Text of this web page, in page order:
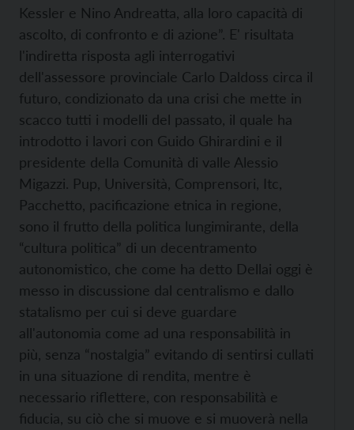
Kessler e Nino Andreatta, alla loro capacità di
ascolto, di confronto e di azione”. E' risultata
l'indiretta risposta agli interrogativi
dell'assessore provinciale Carlo Daldoss circa il
futuro, condizionato da una crisi che mette in
scacco tutti i modelli del passato, il quale ha
introdotto i lavori con Guido Ghirardini e il
presidente della Comunità di valle Alessio
Migazzi. Pup, Università, Comprensori, Itc,
Pacchetto, pacificazione etnica in regione,
sono il frutto della politica lungimirante, della
“cultura politica” di un decentramento
autonomistico, che come ha detto Dellai oggi è
messo in discussione dal centralismo e dallo
statalismo per cui si deve guardare
all'autonomia come ad una responsabilità in
più, senza “nostalgia” evitando di sentirsi cullati
in una situazione di rendita, mentre è
necessario riflettere, con responsabilità e
fiducia, su ciò che si muove e si muoverà nella